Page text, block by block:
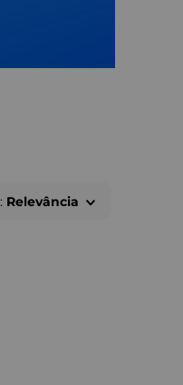
Relevância